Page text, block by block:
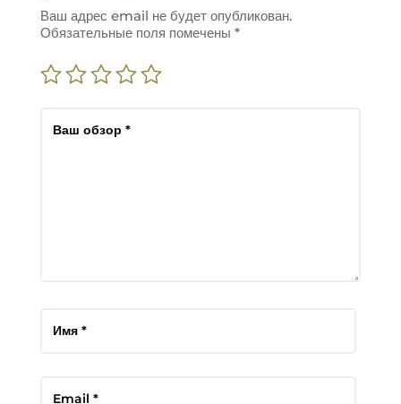
Ваш адрес email не будет опубликован.
Обязательные поля помечены *